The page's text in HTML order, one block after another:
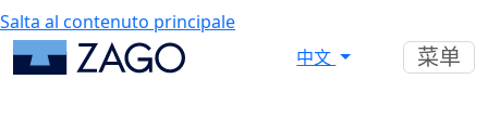
Salta al contenuto principale
中文
菜单